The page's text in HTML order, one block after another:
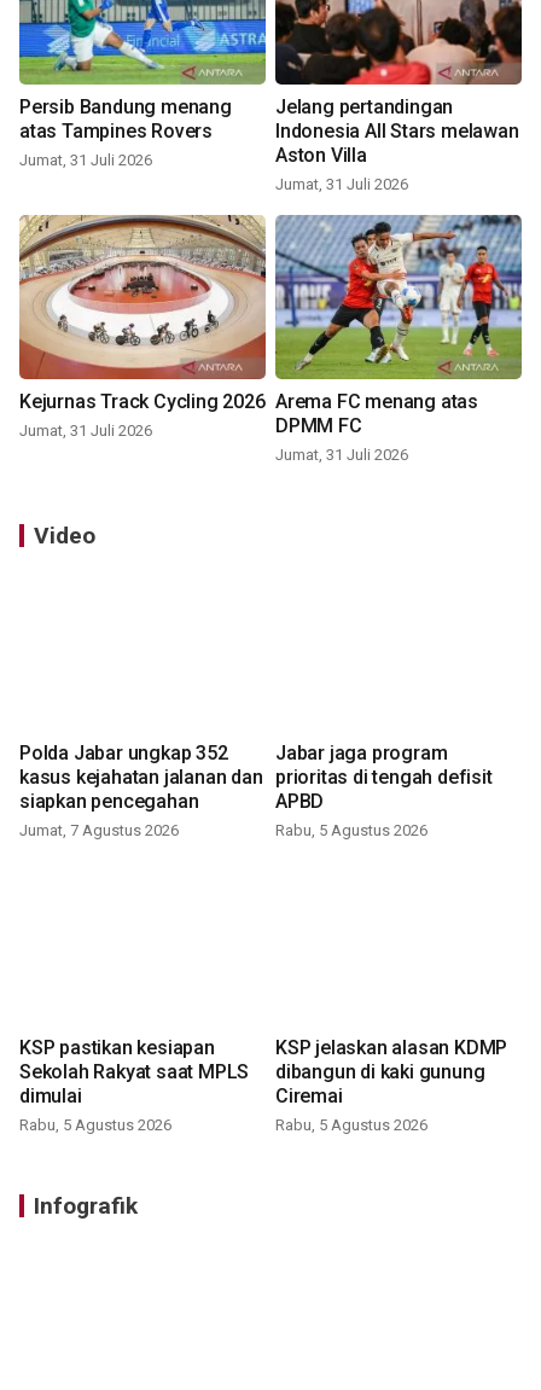
Persib Bandung menang
atas Tampines Rovers
Jumat, 31 Juli 2026
Jelang pertandingan
Indonesia All Stars melawan
Aston Villa
Jumat, 31 Juli 2026
Kejurnas Track Cycling 2026
Jumat, 31 Juli 2026
Arema FC menang atas
DPMM FC
Jumat, 31 Juli 2026
Video
Polda Jabar ungkap 352
kasus kejahatan jalanan dan
siapkan pencegahan
Jumat, 7 Agustus 2026
Jabar jaga program
prioritas di tengah defisit
APBD
Rabu, 5 Agustus 2026
KSP pastikan kesiapan
Sekolah Rakyat saat MPLS
dimulai
Rabu, 5 Agustus 2026
KSP jelaskan alasan KDMP
dibangun di kaki gunung
Ciremai
Rabu, 5 Agustus 2026
Infografik